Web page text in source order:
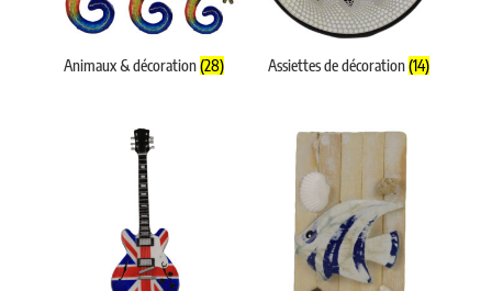
Animaux & décoration(28) Assiettes de décoration(14)